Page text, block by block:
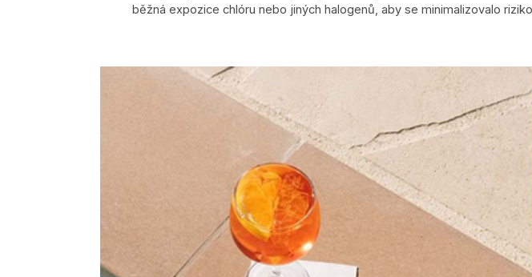
běžná expozice chlóru nebo jiných halogenů, aby se minimalizovalo